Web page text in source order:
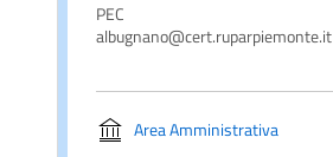
PEC
albugnano@cert.ruparpiemonte.it
Area Amministrativa